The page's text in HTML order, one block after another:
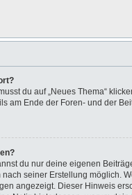
du auf „Neues Thema“
Ende der Foren- und der
du nur deine eigenen
seiner Erstellung möglich.
angezeigt. Dieser Hinweis